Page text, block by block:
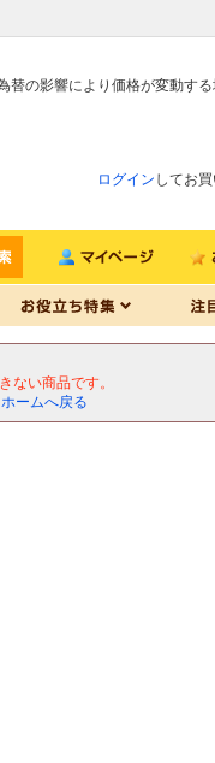
替の影響により価格が変動す
ログイン してお
ない商品です。
ホームへ戻る